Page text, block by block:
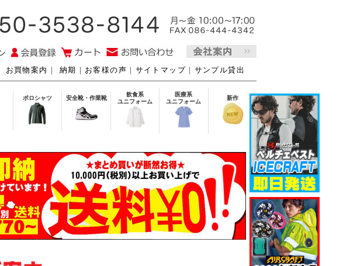
お買物案内 ｜ 納期 ｜ お客様の声 ｜ サイトマップ ｜ サンプル貸出
ポロシャツ 安全靴・作業靴
飲食系
ユニフォーム
医療系
ユニフォーム
新作